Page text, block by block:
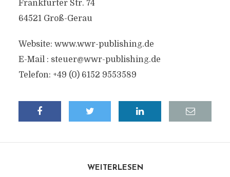
Frankfurter Str. 74
64521 Groß-Gerau
Website: www.wwr-publishing.de
E-Mail : steuer@wwr-publishing.de
Telefon: +49 (0) 6152 9553589
WEITERLESEN